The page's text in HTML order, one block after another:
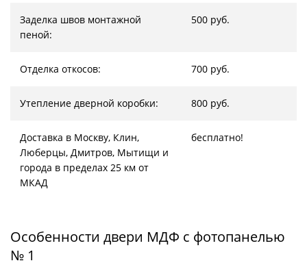
Заделка швов монтажной
пеной:
500 руб.
Отделка откосов: 700 руб.
Утепление дверной коробки: 800 руб.
Доставка в Москву, Клин,
Люберцы, Дмитров, Мытищи и
города в пределах 25 км от
МКАД
бесплатно!
Особенности двери МДФ с фотопанелью
№ 1